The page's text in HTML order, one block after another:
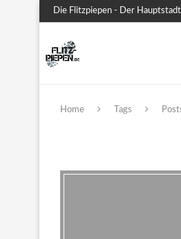
Die Flitzpiepen - Der
Home Tags